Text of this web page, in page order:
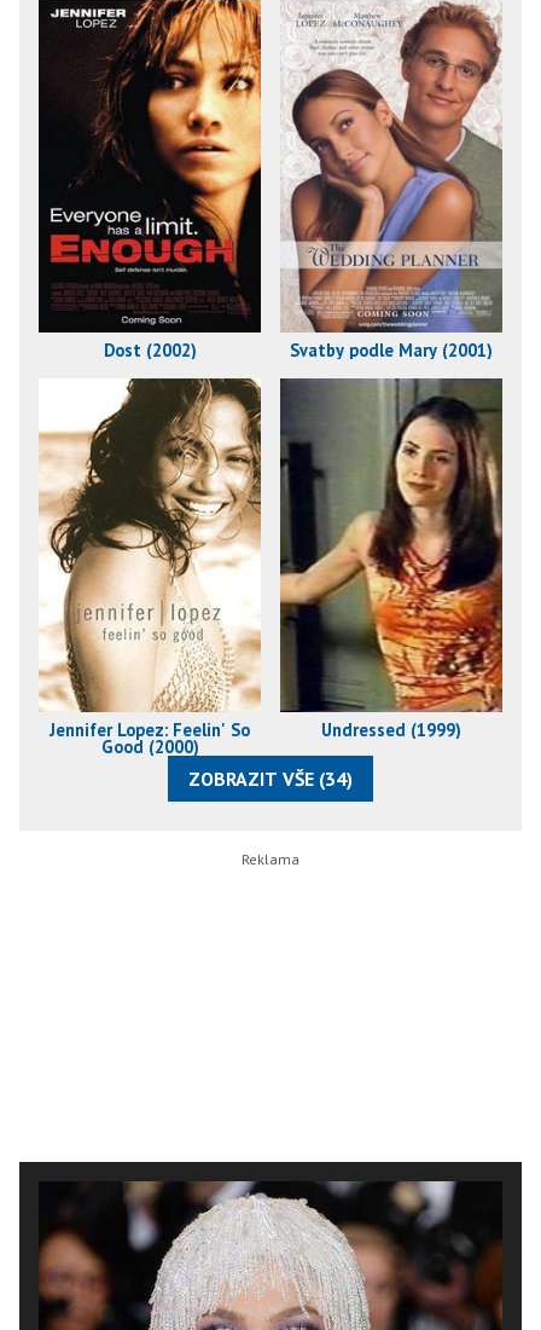
Dost (2002) Svatby podle Mary (2001)
Jennifer Lopez: Feelin' So
Good (2000)
Undressed (1999)
ZOBRAZIT VŠE (34)